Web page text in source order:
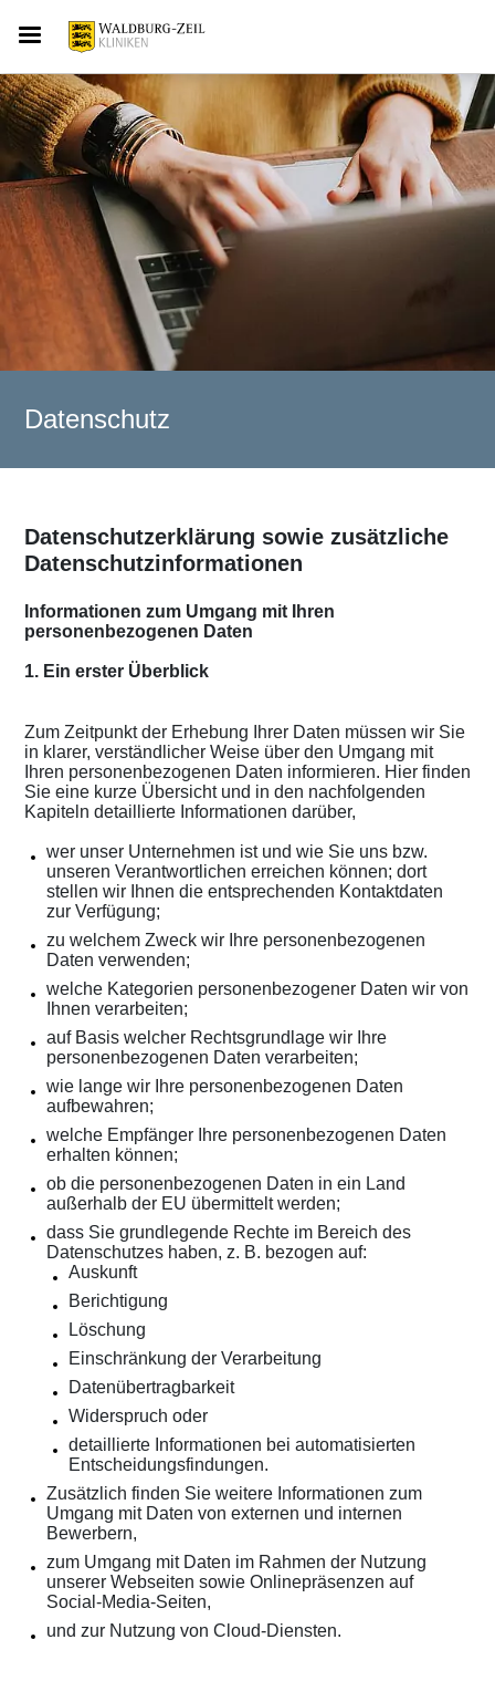
Datenschutz
Datenschutzerklärung sowie zusätzliche
Datenschutzinformationen
Informationen zum Umgang mit Ihren
personenbezogenen Daten
1. Ein erster Überblick
Zum Zeitpunkt der Erhebung Ihrer Daten müssen wir Sie
in klarer, verständlicher Weise über den Umgang mit
Ihren personenbezogenen Daten informieren. Hier finden
Sie eine kurze Übersicht und in den nachfolgenden
Kapiteln detaillierte Informationen darüber,
wer unser Unternehmen ist und wie Sie uns bzw.
unseren Verantwortlichen erreichen können; dort
stellen wir Ihnen die entsprechenden Kontaktdaten
zur Verfügung;
zu welchem Zweck wir Ihre personenbezogenen
Daten verwenden;
welche Kategorien personenbezogener Daten wir von
Ihnen verarbeiten;
auf Basis welcher Rechtsgrundlage wir Ihre
personenbezogenen Daten verarbeiten;
wie lange wir Ihre personenbezogenen Daten
aufbewahren;
welche Empfänger Ihre personenbezogenen Daten
erhalten können;
ob die personenbezogenen Daten in ein Land
außerhalb der EU übermittelt werden;
dass Sie grundlegende Rechte im Bereich des
Datenschutzes haben, z. B. bezogen auf:
Auskunft
Berichtigung
Löschung
Einschränkung der Verarbeitung
Datenübertragbarkeit
Widerspruch oder
detaillierte Informationen bei automatisierten
Entscheidungsfindungen.
Zusätzlich finden Sie weitere Informationen zum
Umgang mit Daten von externen und internen
Bewerbern,
zum Umgang mit Daten im Rahmen der Nutzung
unserer Webseiten sowie Onlinepräsenzen auf
Social-Media-Seiten,
und zur Nutzung von Cloud-Diensten.